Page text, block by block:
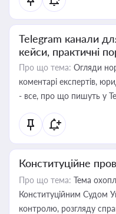
Telegram канали
кейси, практичні
Про що тема: Огляди
коментарі експертів,
- все, про що пишуть у
Конституційне
Про що тема: Тема
Конституційним Судом
контролю, розгляду